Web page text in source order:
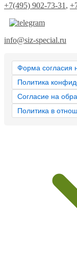
+7(495) 902-73-31 ,
info@siz-special.ru
Форма согласия
Политика
Согласие на
Политика в